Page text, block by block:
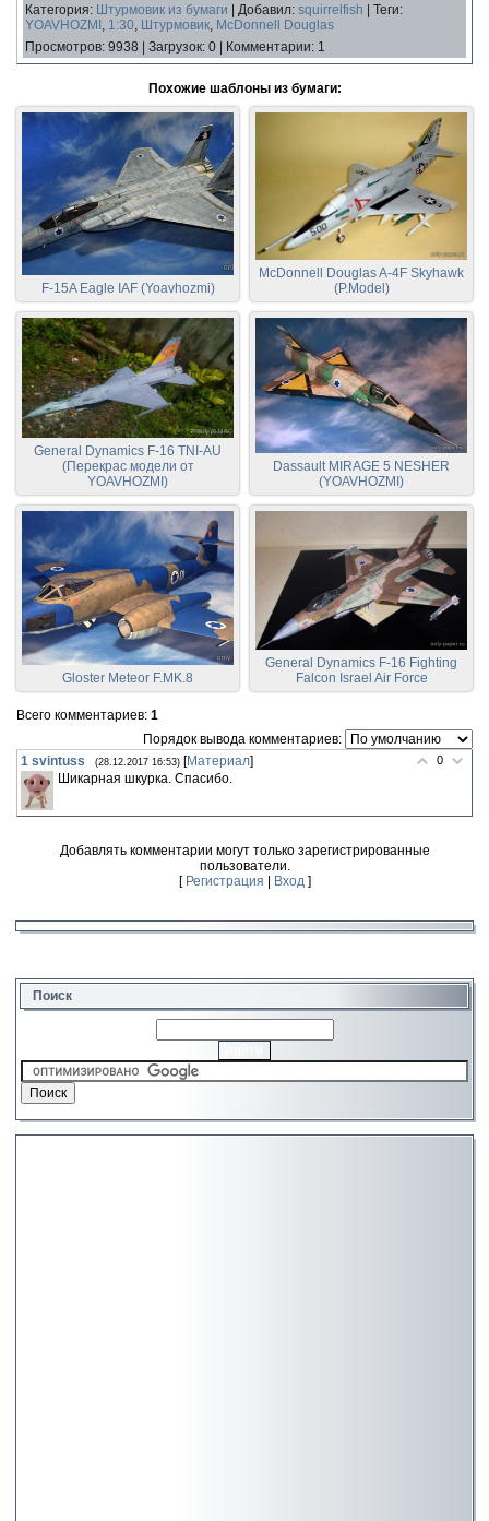
Категория: Штурмовик из бумаги Добавил: squirrelfish Теги:
YOAVHOZMI , 1:30, Штурмовик, McDonnell Douglas
Просмотров: 9938 Загрузок: 0 Комментарии: 1
Похожие шаблоны из бумаги:
F-15A Eagle IAF (Yoavhozmi)
McDonnell Douglas A-4F Skyhawk
(P.Model)
General Dynamics F-16 TNI-AU
(Перекрас модели от
YOAVHOZMI)
Dassault MIRAGE 5 NESHER
(YOAVHOZMI)
Gloster Meteor F.MK.8
General Dynamics F-16 Fighting
Falcon Israel Air Force
Всего комментариев: 1
Порядок вывода комментариев:
0
1 svintuss (28.12.2017 16:53) [Материал]
Шикарная шкурка. Спасибо.
Добавлять комментарии могут только зарегистрированные
пользователи.
[ Регистрация Вход]
Поиск